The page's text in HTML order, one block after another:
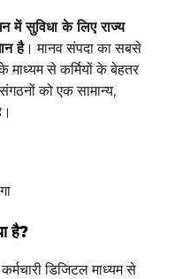
में सुविधा के लिए राज्य
है। मानव संपदा का सबसे
माध्यम से कर्मियों के बेहतर
को एक सामान्य,
है?
डिजिटल माध्यम से